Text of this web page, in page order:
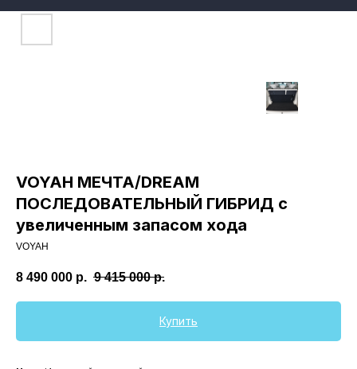
VOYAH МЕЧТА/DREAM
ПОСЛЕДОВАТЕЛЬНЫЙ ГИБРИД с
увеличенным запасом хода
VOYAH
8 490 000 р. 9 415 000 р.
Купить